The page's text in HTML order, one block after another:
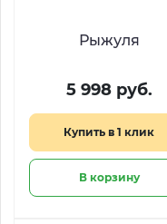
Рыжуля
5 998 руб.
Купить в 1 клик
В корзину